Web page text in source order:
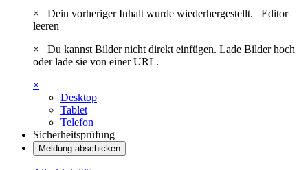
×
Dein vorheriger Inhalt wurde wiederhergestellt. Editor
leeren
×
Du kannst Bilder nicht direkt einfügen. Lade Bilder hoch
oder lade sie von einer URL.
×
Desktop
Tablet
Telefon
Sicherheitsprüfung
Meldung abschicken